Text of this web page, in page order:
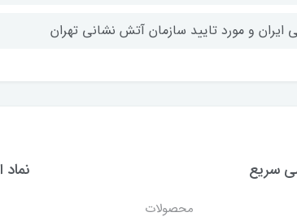
ایران و مورد تایید سازمان آتش نشانی تهران
سریع
محصولات
نماد